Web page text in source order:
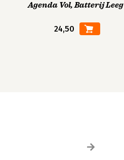
Agenda Vol, Batterij Leeg
24,50